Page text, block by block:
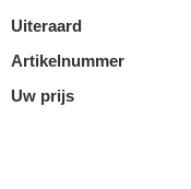
Uiteraard
Artikelnummer
Uw prijs